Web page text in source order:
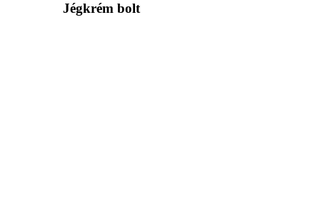
Jégkrém bolt